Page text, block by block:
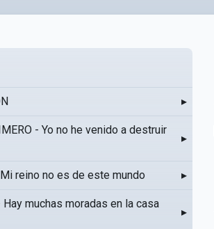
▸
- Yo no he venido a destruir
▸
reino no es de este mundo ▸
muchas moradas en la casa
▸